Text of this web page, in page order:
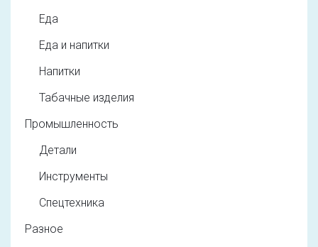
Еда
Еда и напитки
Напитки
Табачные изделия
Промышленность
Детали
Инструменты
Спецтехника
Разное